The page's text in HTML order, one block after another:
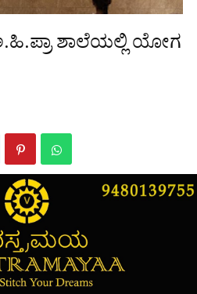
ಶಾಲೆಯಲ್ಲಿ ಯೋಗ